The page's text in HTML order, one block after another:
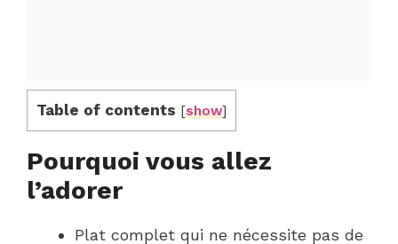
Table of contents [show]
Pourquoi vous allez
l’adorer
Plat complet qui ne nécessite pas de